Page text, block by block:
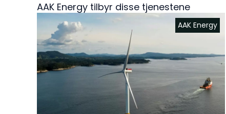
AAK Energy tilbyr disse tjenestene
AAK Energy